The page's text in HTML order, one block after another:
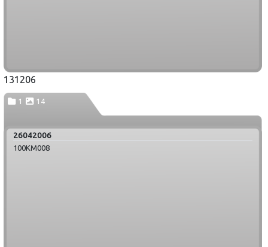
131206
1 14
26042006
100KM008